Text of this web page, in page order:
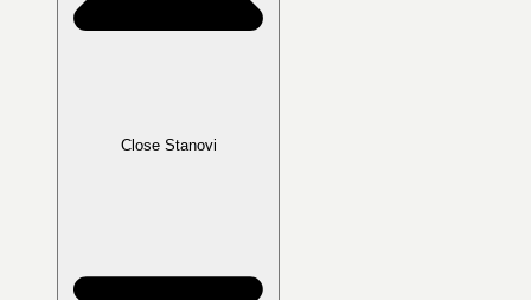
Close Stanovi